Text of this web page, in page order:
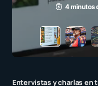
3 minutos
Entervistas y charlas en